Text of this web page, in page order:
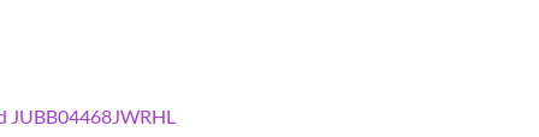
JUBB04468JWRHL